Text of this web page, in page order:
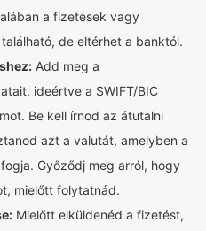
a fizetések vagy
de eltérhet a banktól.
Add meg a
ideértve a SWIFT/BIC
Be kell írnod az átutalni
azt a valutát, amelyben a
Győződj meg arról, hogy
mielőtt folytatnád.
Mielőtt elküldenéd a fizetést,